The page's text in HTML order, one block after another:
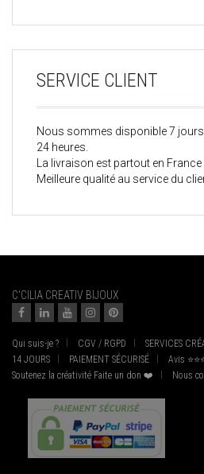
SERVICE CLIENT
Nous sommes disponible 7
24 heures.
La livraison est partout en France
Meilleure qualité au service du
C'CILIA CREATIV BIJOUX
Qui suis-je ? CGV / RGPD SERVICES
14 JOURS
PAIEMENT SÉCURISÉ
Avis
Soutenez la créativité Faite un don ❤️
Nous